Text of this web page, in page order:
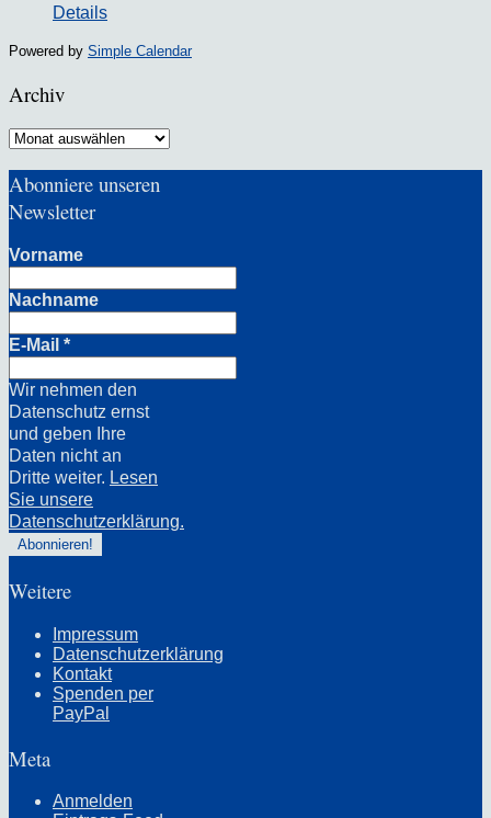
Details
Powered by Simple Calendar
Archiv
Archiv
Abonniere unseren
Newsletter
Vorname
Nachname
E-Mail *
Wir nehmen den
Datenschutz ernst
und geben Ihre
Daten nicht an
Dritte weiter. Lesen
Sie unsere
Datenschutzerklärung.
Weitere
Impressum
Datenschutzerklärung
Kontakt
Spenden per
PayPal
Meta
Anmelden